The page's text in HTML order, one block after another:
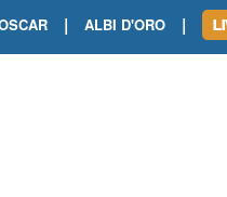
| ALBI D'ORO |